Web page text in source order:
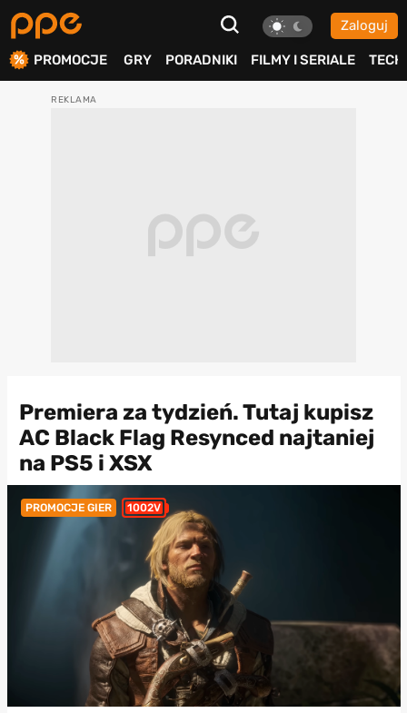
Zaloguj
PROMOCJE GRY PORADNIKI FILMY I SERIALE TECH
Premiera za tydzień. Tutaj kupisz
AC Black Flag Resynced najtaniej
na PS5 i XSX
PROMOCJE GIER 1002V